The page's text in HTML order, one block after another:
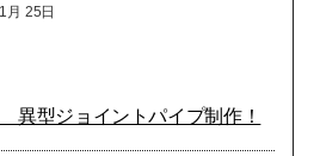
月 25日
型ジョイントパイプ制作！